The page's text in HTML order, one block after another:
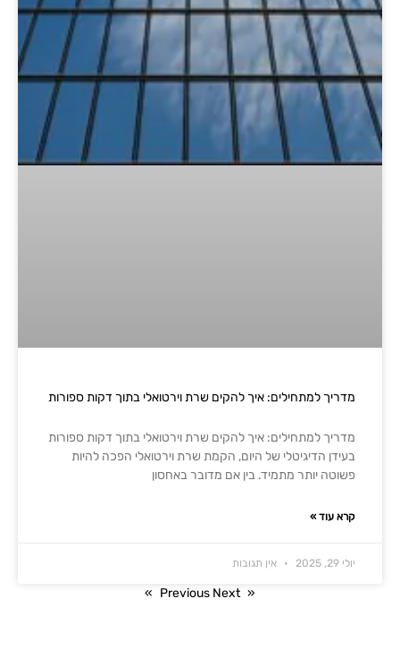
מדריך למתחילים: איך להקים שרת וירטואלי בתוך דקות ספורות
מדריך למתחילים: איך להקים שרת וירטואלי בתוך דקות ספורות
בעידן הדיגיטלי של היום, הקמת שרת וירטואלי הפכה להיות
פשוטה יותר מתמיד. בין אם מדובר באחסון
קרא עוד »
יולי 29, 2025 אין תגובות
« Previous
Next »